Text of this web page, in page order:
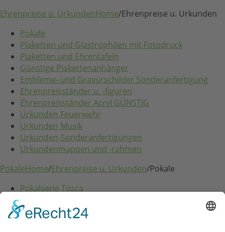
Ehrenpreise u. UrkundenHome/Ehrenpreise u. Urkunden
Pokale
Plaketten und Glastrophäen mit Fotodruck
Plaketten und Ehrentafeln
Günstige Plakettenanhänger
Embleme- und Gravurschilder Sonderanfertigung
Ehrenpreisständer u. -figuren
Ehrenpreisständer Acryl GÜNSTIG
Urkunden Feuerwehr
Urkunden Musik
Urkunden-Sonderanfertigungen
Urkundenmappen und -rahmen
PokaleHome/Ehrenpreise u. Urkunden/Pokale
Pokalserie Tosca
FestartikelHome/Festartikel